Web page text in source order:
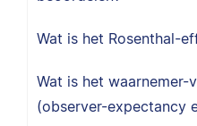
Wat is het Rosenthal-
Wat is het
(observer-expectancy